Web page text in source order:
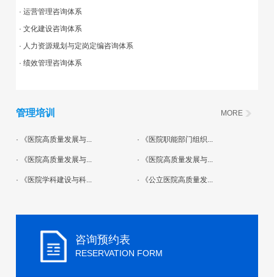
· 运营管理咨询体系
· 文化建设咨询体系
· 人力资源规划与定岗定编咨询体系
· 绩效管理咨询体系
管理培训 MORE
· 《医院高质量发展与... · 《医院职能部门组织...
· 《医院高质量发展与... · 《医院高质量发展与...
· 《医院学科建设与科... · 《公立医院高质量发...
咨询预约表
RESERVATION FORM